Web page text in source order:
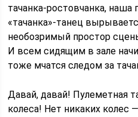
тачанка-ростовчанка, наша
«тачанка»-танец
необозримый простор
И всем сидящим в зале
тоже мчатся следом за
Давай, давай! Пулеметная
колеса! Нет никаких колес